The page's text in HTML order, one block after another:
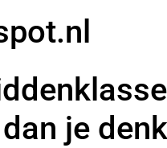
je